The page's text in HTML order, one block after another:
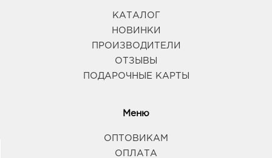
КАТАЛОГ
НОВИНКИ
ПРОИЗВОДИТЕЛИ
ОТЗЫВЫ
ПОДАРОЧНЫЕ КАРТЫ
Меню
ОПТОВИКАМ
ОПЛАТА